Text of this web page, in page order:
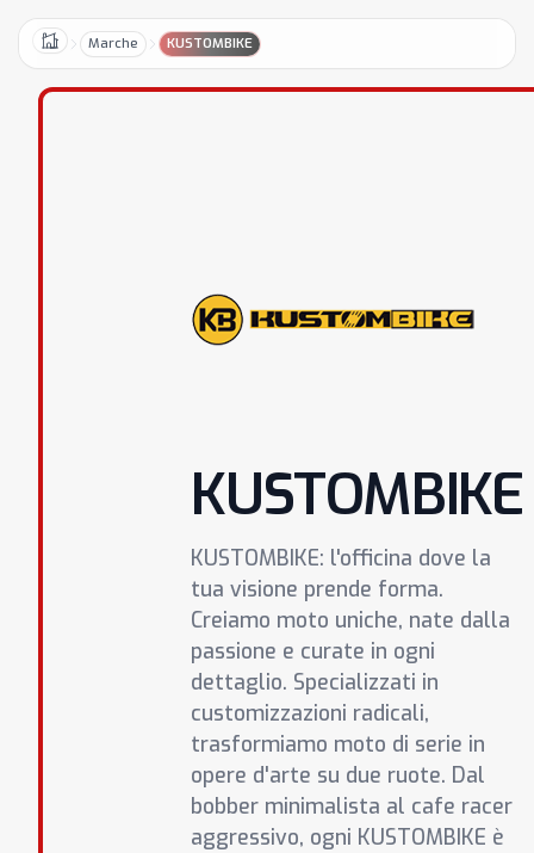
HomeMarche KUSTOMBIKE
KUSTOMBIKE
KUSTOMBIKE: l'officina dove la
tua visione prende forma.
Creiamo moto uniche, nate dalla
passione e curate in ogni
dettaglio. Specializzati in
customizzazioni radicali,
trasformiamo moto di serie in
opere d'arte su due ruote. Dal
bobber minimalista al cafe racer
aggressivo, ogni KUSTOMBIKE è